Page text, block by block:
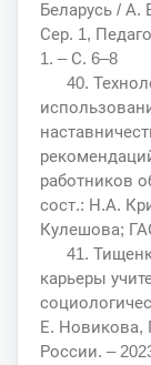
Беларусь / А.
Сер. 1,
1. – С. 6–8
40.
работников
сост.: Н.А.
Кулешова;
41.
карьеры
Е. Новикова,
России. –